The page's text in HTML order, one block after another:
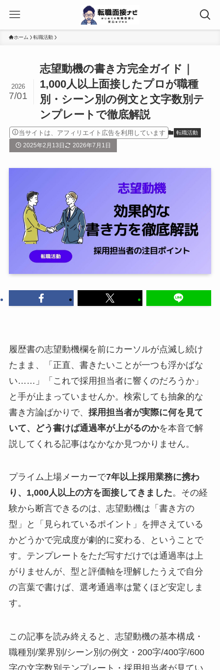
ホーム 転職活動
志望動機の書き方完全ガイド｜
1,000人以上面接したプロが職種
別・シーン別の例文と文字数別テ
ンプレートで徹底解説
2026
7/01
当サイトは、アフィリエイト広告を利用しています 転職活動
2025年2月13日 2026年7月1日
履歴書の志望動機欄を前にカーソルが点滅し続け
たまま、「正直、書きたいことが一つも浮かばな
い……」「これで採用担当者に響くのだろうか」
と手が止まっていませんか。検索しても抽象的な
書き方論ばかりで、 採用担当者が実際に何を見て
いて、どう書けば通過率が上がるのかを本音で解
説してくれる記事はなかなか見つかりません。
プライム上場メーカーで7年以上採用業務に携わ
り、1,000人以上の方を面接してきました。その経
験から断言できるのは、志望動機は「書き方の
型」と「見られているポイント」を押さえている
かどうかで完成度が劇的に変わる、ということで
す。テンプレートをただ写すだけでは通過率は上
がりませんが、型と評価軸を理解したうえで自分
の言葉で書けば、選考通過率は驚くほど安定しま
す。
この記事を読み終えると、志望動機の基本構成・
職種別/業界別/シーン別の例文・200字/400字/600